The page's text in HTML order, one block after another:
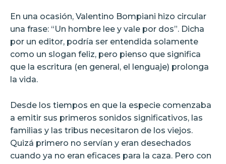
En una ocasión, Valentino Bompiani hizo circular
una frase: “Un hombre lee y vale por dos”. Dicha
por un editor, podría ser entendida solamente
como un slogan feliz, pero pienso que significa
que la escritura (en general, el lenguaje) prolonga
la vida.
Desde los tiempos en que la especie comenzaba
a emitir sus primeros sonidos significativos, las
familias y las tribus necesitaron de los viejos.
Quizá primero no servían y eran desechados
cuando ya no eran eficaces para la caza. Pero con